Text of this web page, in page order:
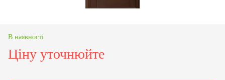
В наявності
Ціну уточнюйте